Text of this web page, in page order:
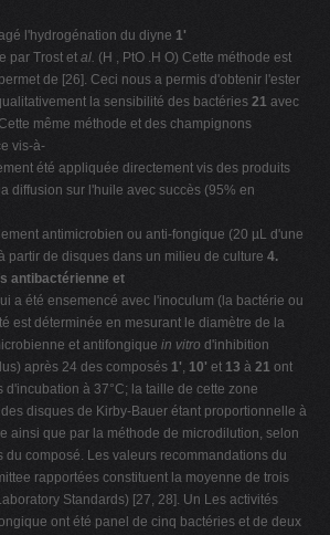
l'hydrogénation du diyne 1'
par Trost et al. (H , PtO .H O) Cette méthode est
de [26]. Ceci nous a permis d'obtenir l'ester
la sensibilité des bactéries 21 avec
même méthode et des champignons
vis-à-
été appliquée directement vis des produits
diffusion sur l'huile avec succès (95% en
antimicrobien ou anti-fongique (20 µL d'une
partir de disques dans un milieu de culture 4.
antibactérienne et
a été ensemencé avec l'inoculum (la bactérie ou
est déterminée en mesurant le diamètre de la
et antifongique in vitro d'inhibition
après 24 des composés 1', 10' et 13 à 21 ont
à 37°C; la taille de cette zone
disques de Kirby-Bauer étant proportionnelle à
ainsi que par la méthode de microdilution, selon
du composé. Les valeurs recommandations du
rapportées constituent la moyenne de trois
Standards) [27, 28]. Un Les activités
ont été panel de cinq bactéries et de deux